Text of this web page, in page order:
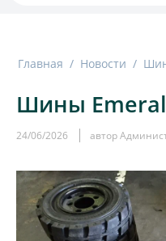
Главная / Новости /
Шины
24/06/2026 автор